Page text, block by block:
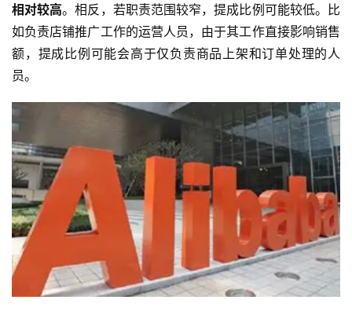
相对较高。相反，若职责范围较窄，提成比例可能较低。比
如负责店铺推广工作的运营人员，由于其工作直接影响销售
额，提成比例可能会高于仅负责商品上架和订单处理的人
员。